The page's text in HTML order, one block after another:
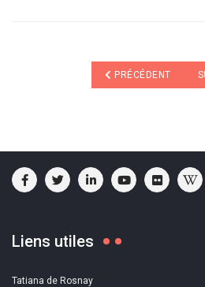
ARTICLE
PRÉCÉDENT
Liens utiles
Tatiana de Rosnay